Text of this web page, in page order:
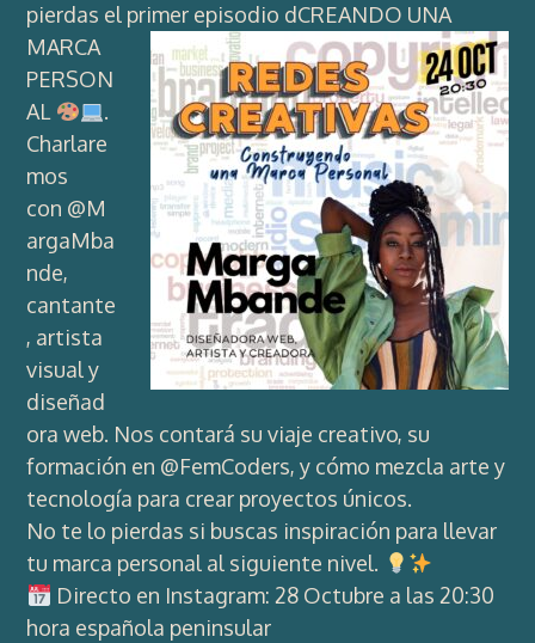
pierdas el primer episodio dCREANDO UNA
MARCA
PERSON
AL
.
Charlare
mos
con @M
argaMba
nde,
cantante
, artista
visual y
diseñad
ora web. Nos contará su viaje creativo, su
formación en @FemCoders, y cómo mezcla arte y
tecnología para crear proyectos únicos.
No te lo pierdas si buscas inspiración para llevar
tu marca personal al siguiente nivel.
Directo en Instagram: 28 Octubre a las 20:30
hora española peninsular